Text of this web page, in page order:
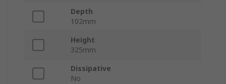
Depth
102mm
Height
325mm
Dissipative
No